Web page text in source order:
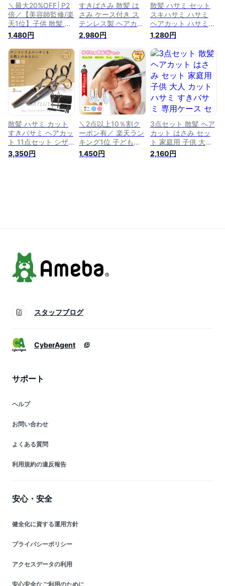
＼最大20%OFF│P2
倍／【美容師監修/楽
天1位】子供 散髪 ハ
サミ セルフカット
はさみ 赤ちゃん 幼
児 すきばさみ 髪切
りハサミ 子ども く
し 散髪セット 散髪
ハサミ ヘアカット
ベビー 髪 ステンレ
ス 家庭用 スキバサ
ミ セット 散髪用ハ
サミ
1,480円
すきばさみ 散髪 は
さみ ケース付き ス
テンレス製 ヘアカッ
ト ハサミ セルフカ
ット 髪切りハサミ
散髪セット 散髪ハサ
ミ すきバサミ セニ
ングシザー ウィッグ
はさみ ハサミ 鋏 美
容師 プロ用 家庭用
子供用 初心者用 コ
ーム カットクロス
2,980円
散髪 ハサミ セット
スキハサミ ハサミ
ヘアカット ハサミ
はさみ セルフカット
散髪 プロ用 子供 こ
ども 散髪ハサミ す
きバサミ 髪の毛 髪
用 髪 前髪
1,280円
散髪 ハサミ カット
すきバサミ ヘアカッ
ト 11点セット シザ
ー セニング 散髪セ
ット 散髪ケープ付き
3,350円
＼2点以上10％割ク
ーポン有／ 楽天ラン
キング1位 子ども用
散髪バサミ 子供 散
髪 ハサミ セルフカ
1,450円
3点セット 散髪 ヘア
カット はさみ セッ
ト 家庭用 子供 大人
カットハサミ すきバ
サミ 専用ケース セ
2,160円
スタッフブログ
CyberAgent
サポート
ヘルプ
お問い合わせ
よくある質問
利用規約の違反報告
安心・安全
健全化に資する運用方針
プライバシーポリシー
アクセスデータの利用
安心安全なご利用のために